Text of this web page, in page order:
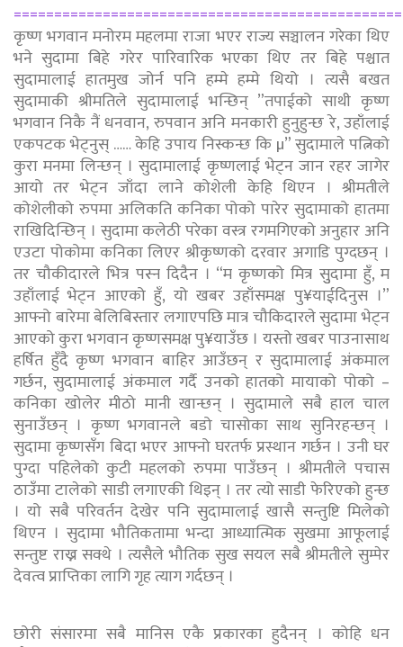
कृष्ण भगवान मनोरम महलमा राजा भएर राज्य सञ्चालन गरेका थिए
भने सुदामा बिहे गरेर पारिवारिक भएका थिए तर बिहे पश्चात
सुदामालाई हातमुख जोर्न पनि हम्मे हम्मे थियो । त्यसै बखत
सुदामाकी श्रीमतिले सुदामालाई भन्छिन् ”तपाईको साथी कृष्ण
भगवान निकै नैं धनवान, रुपवान अनि मनकारी हुनुहुन्छ रे, उहाँलाई
एकपटक भेट्नुस् …… केहि उपाय निस्कन्छ कि µ” सुदामाले पत्निको
कुरा मनमा लिन्छन् । सुदामालाई कृष्णलाई भेट्न जान रहर जागेर
आयो तर भेट्न जाँदा लाने कोशेली केहि थिएन । श्रीमतीले
कोशेलीको रुपमा अलिकति कनिका पोको पारेर सुदामाको हातमा
राखिदिन्छिन् । सुदामा कलेठी परेका वस्त्र रगमगिएको अनुहार अनि
एउटा पोकोमा कनिका लिएर श्रीकृष्णको दरवार अगाडि पुग्दछन् ।
तर चौकीदारले भित्र पस्न दिदैन । “म कृष्णको मित्र सुुदामा हुँ, म
उहाँलाई भेट्न आएको हुँ, यो खबर उहाँसमक्ष पु¥याईदिनुस ।”
आफ्नो बारेमा बेलिबिस्तार लगाएपछि मात्र चौकिदारले सुदामा भेट्न
आएको कुरा भगवान कृष्णसमक्ष पु¥याउँछ । यस्तो खबर पाउनासाथ
हर्षित हुँदै कृष्ण भगवान बाहिर आउँछन् र सुदामालाई अंकमाल
गर्छन, सुदामालाई अंकमाल गर्दै उनको हातको मायाको पोको –
कनिका खोलेर मीठो मानी खान्छन् । सुदामाले सबै हाल चाल
सुनाउँछन् । कृष्ण भगवानले बडो चासोका साथ सुनिरहन्छन् ।
सुदामा कृष्णसँग बिदा भएर आफ्नो घरतर्फ प्रस्थान गर्छन । उनी घर
पुग्दा पहिलेको कुटी महलको रुपमा पाउँछन् । श्रीमतीले पचास
ठाउँमा टालेको साडी लगाएकी थिइन् । तर त्यो साडी फेरिएको हुन्छ
। यो सबै परिवर्तन देखेर पनि सुदामालाई खासै सन्तुष्टि मिलेको
थिएन । सुदामा भौतिकतामा भन्दा आध्यात्मिक सुखमा आफूलाई
सन्तुष्ट राख्न सक्थे । त्यसैले भौतिक सुख सयल सबै श्रीमतीले सुम्पेर
देवत्व प्राप्तिका लागि गृह त्याग गर्दछन् ।
छोरी संसारमा सबै मानिस एकै प्रकारका हुदैनन् । कोहि धन